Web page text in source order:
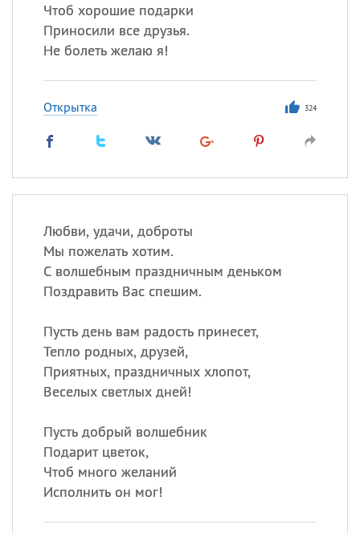
Чтоб хорошие подарки
Приносили все друзья.
Не болеть желаю я!
Открытка 324
Любви, удачи, доброты
Мы пожелать хотим.
С волшебным праздничным деньком
Поздравить Вас спешим.
Пусть день вам радость принесет,
Тепло родных, друзей,
Приятных, праздничных хлопот,
Веселых светлых дней!
Пусть добрый волшебник
Подарит цветок,
Чтоб много желаний
Исполнить он мог!